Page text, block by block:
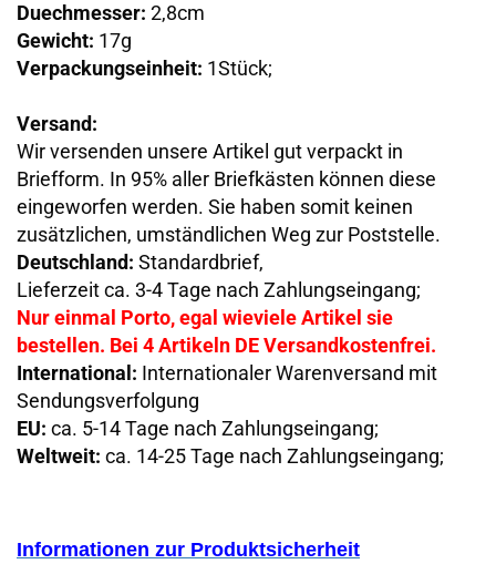
Duechmesser: 2,8cm
Gewicht: 17g
Verpackungseinheit: 1Stück;
Versand:
Wir versenden unsere Artikel gut verpackt in
Briefform. In 95% aller Briefkästen können diese
eingeworfen werden. Sie haben somit keinen
zusätzlichen, umständlichen Weg zur Poststelle.
Deutschland: Standardbrief,
Lieferzeit ca. 3-4 Tage nach Zahlungseingang;
Nur einmal Porto, egal wieviele Artikel sie
bestellen. Bei 4 Artikeln DE Versandkostenfrei.
International: Internationaler Warenversand mit
Sendungsverfolgung
EU: ca. 5-14 Tage nach Zahlungseingang;
Weltweit: ca. 14-25 Tage nach Zahlungseingang;
Informationen zur Produktsicherheit